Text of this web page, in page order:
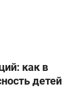
как в
детей